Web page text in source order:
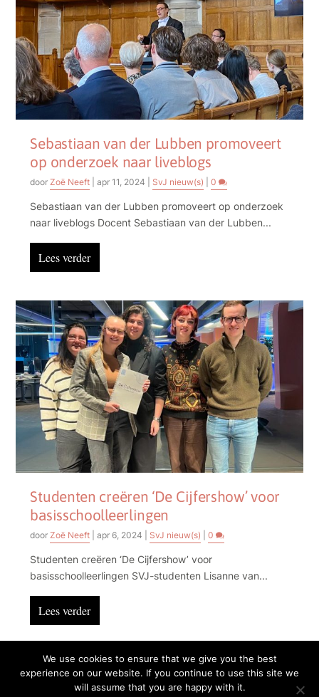
Sebastiaan van der Lubben promoveert
op onderzoek naar liveblogs
doorZoë Neeft |apr 11, 2024 SvJ nieuw(s) |0
Sebastiaan van der Lubben promoveert op onderzoek
naar liveblogs Docent Sebastiaan van der Lubben...
Lees verder
Studenten creëren ‘De Cijfershow’ voor
basisschoolleerlingen
doorZoë Neeft |apr 6, 2024 SvJ nieuw(s) |0
Studenten creëren ‘De Cijfershow’ voor
basisschoolleerlingen SVJ-studenten Lisanne van...
Lees verder
Privacy
Cookies
We use cookies to ensure that we give you the best
experience on our website. If you continue to use this site we
will assume that you are happy with it.